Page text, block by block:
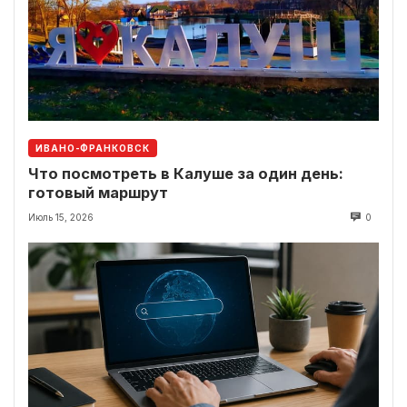
ИВАНО-ФРАНКОВСК
Что посмотреть в Калуше за один день:
готовый маршрут
Июль 15, 2026 0